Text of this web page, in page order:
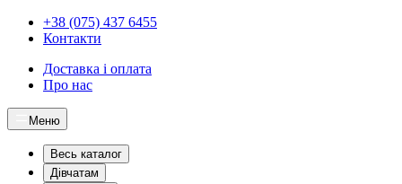
+38 (075) 437 6455
Контакти
Доставка і оплата
Про нас
Меню
Весь каталог
Дівчатам